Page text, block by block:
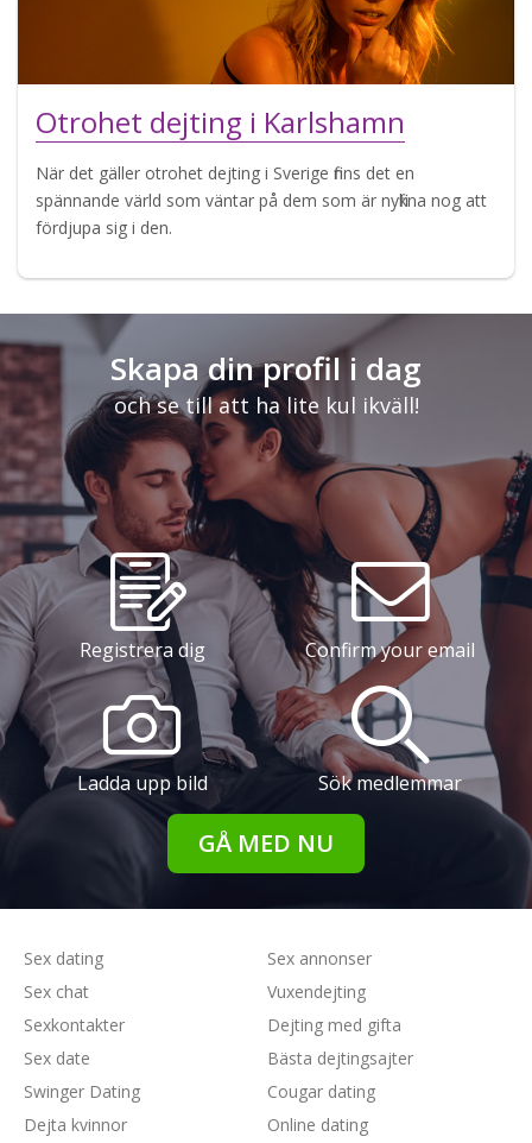
Otrohet dejting i Karlshamn
När det gäller otrohet dejting i Sverige finns det en
spännande värld som väntar på dem som är nyfikna nog att
fördjupa sig i den.
Skapa din profil i dag
och se till att ha lite kul ikväll!
Registrera dig Confirm your email
Ladda upp bild Sök medlemmar
GÅ MED NU
Sex dating
Sex chat
Sexkontakter
Sex date
Swinger Dating
Sex annonser
Vuxendejting
Dejting med gifta
Bästa dejtingsajter
Cougar dating
Dejta kvinnor
Online dating